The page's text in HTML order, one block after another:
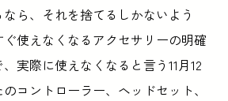
ら、それを捨てるしかないよう
使えなくなるアクセサリーの明確
実際に使えなくなると言う11月12
コントローラー、ヘッドセット、